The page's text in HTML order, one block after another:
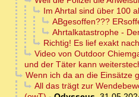
Im Ahrtal sind über 100
ABgesoffen???
Ahrtalkatastrophe -
Richtig! Es lief exakt
Video von Outdoor
und der Täter kann
Wenn ich da an die Einsätze
All das trägt zur